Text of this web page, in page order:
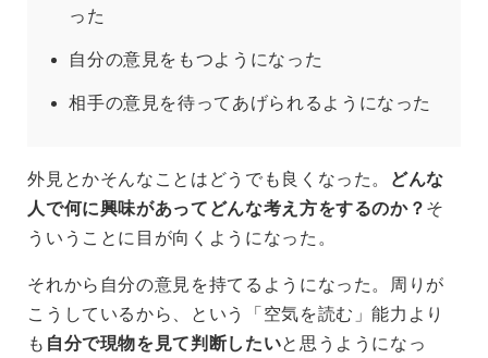
った
自分の意見をもつようになった
相手の意見を待ってあげられるようになった
外見とかそんなことはどうでも良くなった。
どんな
人で何に興味があってどんな考え方をするのか？ そ
ういうことに目が向くようになった。
それから自分の意見を持てるようになった。周りが
こうしているから、という「空気を読む」能力より
も 自分で現物を見て判断したいと思うようになっ